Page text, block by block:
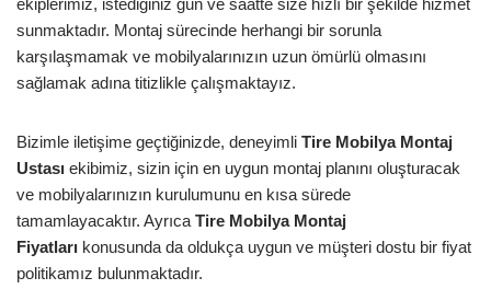
ekiplerimiz, istediğiniz gün ve saatte size hızlı bir şekilde hizmet
sunmaktadır. Montaj sürecinde herhangi bir sorunla
karşılaşmamak ve mobilyalarınızın uzun ömürlü olmasını
sağlamak adına titizlikle çalışmaktayız.
Bizimle iletişime geçtiğinizde, deneyimli Tire Mobilya Montaj
Ustası ekibimiz, sizin için en uygun montaj planını oluşturacak
ve mobilyalarınızın kurulumunu en kısa sürede
tamamlayacaktır. Ayrıca Tire Mobilya Montaj
Fiyatları konusunda da oldukça uygun ve müşteri dostu bir fiyat
politikamız bulunmaktadır.